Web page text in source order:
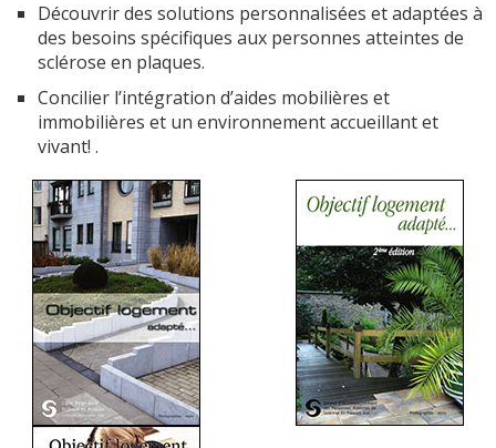
NOUS CONTACTER
Découvrir des solutions personnalisées et adaptées à
des besoins spécifiques aux personnes atteintes de
sclérose en plaques.
Concilier l’intégration d’aides mobilières et
immobilières et un environnement accueillant et
vivant! .